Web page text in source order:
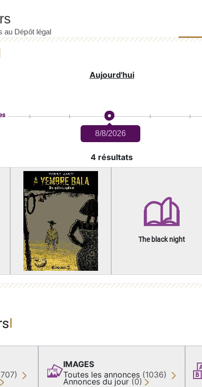
Aujourd'hui
8/8/2026
4 résultats
The black night
IMAGES
Toutes les annonces (1036)
Annonces du jour (0)